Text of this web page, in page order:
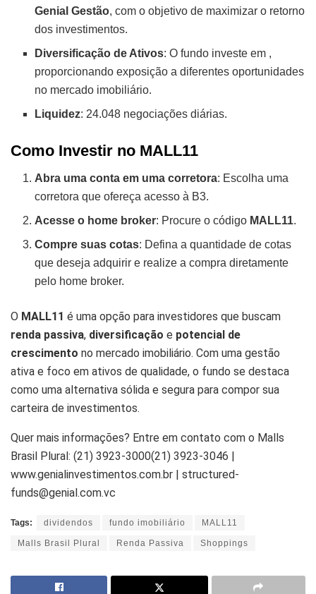
Genial Gestão, com o objetivo de maximizar o retorno
dos investimentos.
Diversificação de Ativos: O fundo investe em ,
proporcionando exposição a diferentes oportunidades
no mercado imobiliário.
Liquidez: 24.048 negociações diárias.
Como Investir no MALL11
Abra uma conta em uma corretora: Escolha uma
corretora que ofereça acesso à B3.
Acesse o home broker: Procure o código MALL11.
Compre suas cotas: Defina a quantidade de cotas
que deseja adquirir e realize a compra diretamente
pelo home broker.
O MALL11 é uma opção para investidores que buscam
renda passiva, diversificação e potencial de
crescimento no mercado imobiliário. Com uma gestão
ativa e foco em ativos de qualidade, o fundo se destaca
como uma alternativa sólida e segura para compor sua
carteira de investimentos.
Quer mais informações? Entre em contato com o Malls
Brasil Plural: (21) 3923-3000(21) 3923-3046 |
www.genialinvestimentos.com.br | structured-
funds@genial.com.vc
Tags: dividendos fundo imobiliário MALL11
Malls Brasil Plural Renda Passiva Shoppings